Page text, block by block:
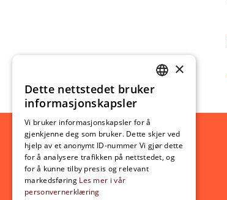
NORWEGIAN
×
Dette nettstedet bruker
informasjonskapsler
Vi bruker informasjonskapsler for å
gjenkjenne deg som bruker. Dette skjer ved
hjelp av et anonymt ID-nummer Vi gjør dette
for å analysere trafikken på nettstedet, og
for å kunne tilby presis og relevant
markedsføring Les mer i vår
personvernerklæring